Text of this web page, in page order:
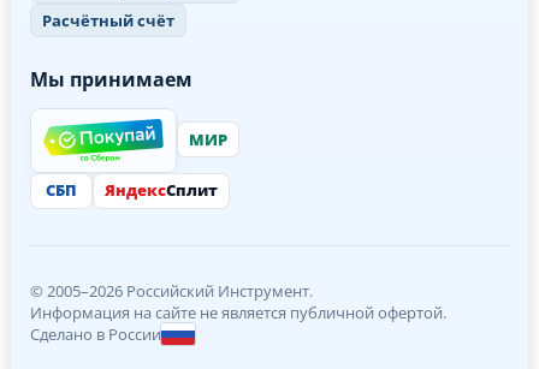
Расчётный счёт
Мы принимаем
МИР
СБП ЯндексСплит
© 2005–2026 Российский Инструмент.
Информация на сайте не является публичной офертой.
Сделано в России